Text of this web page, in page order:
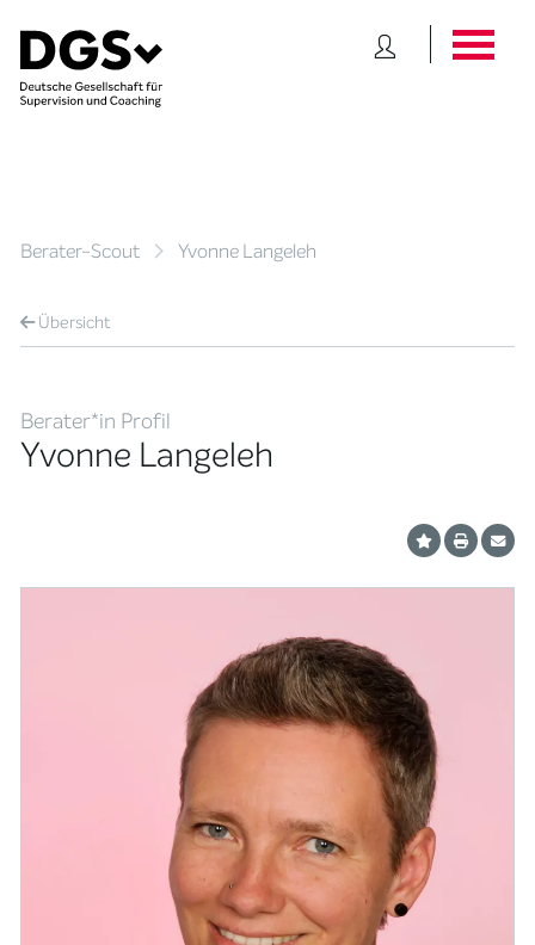
Berater-Scout Yvonne Langeleh
Übersicht
Berater*in Profil
Yvonne Langeleh